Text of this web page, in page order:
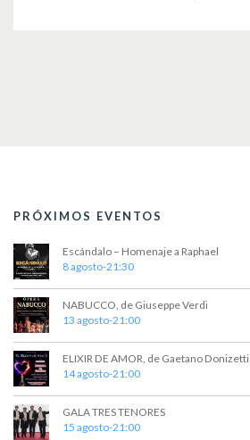
PRÓXIMOS EVENTOS
Escándalo – Homenaje a Raphael
8 agosto-21:30
NABUCCO, de Giuseppe Verdi
13 agosto-21:00
ELIXIR DE AMOR, de Gaetano Donizetti
14 agosto-21:00
GALA TRES TENORES
15 agosto-21:00